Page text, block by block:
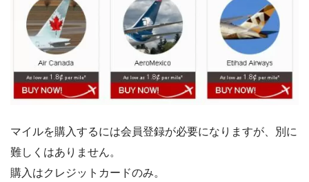
マイルを購入するには会員登録が必要になりますが、別に
難しくはありません。
購入はクレジットカードのみ。